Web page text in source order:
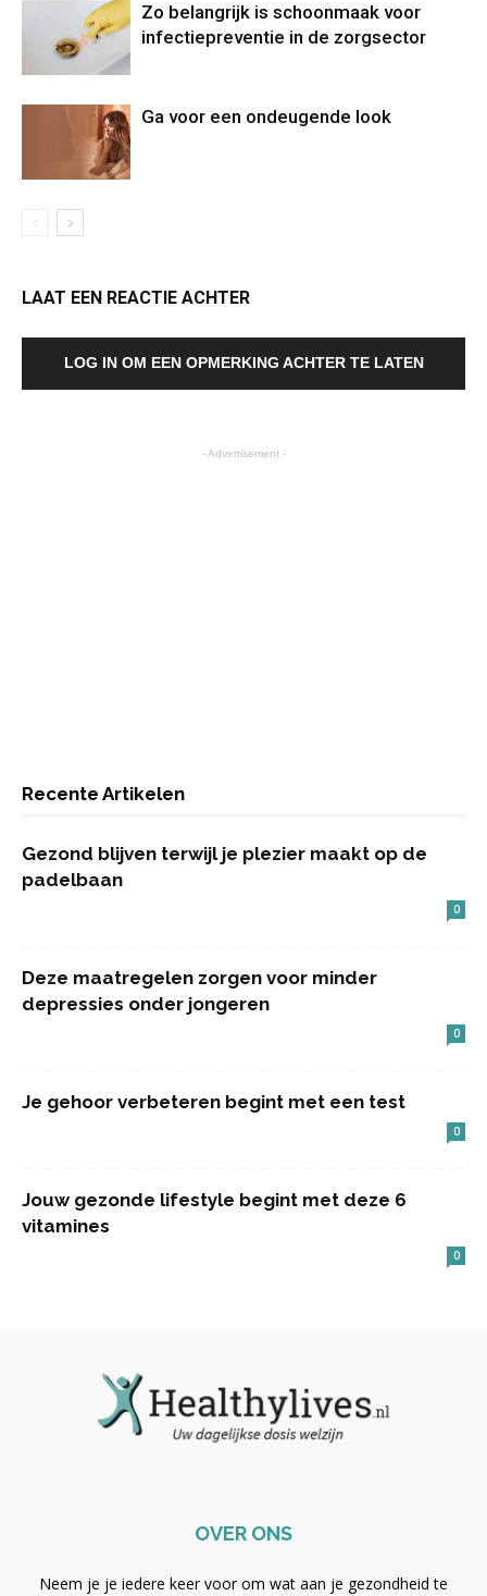
Zo belangrijk is schoonmaak voor
infectiepreventie in de zorgsector
Ga voor een ondeugende look
LAAT EEN REACTIE ACHTER
LOG IN OM EEN OPMERKING ACHTER TE LATEN
- Advertisement -
Recente Artikelen
Gezond blijven terwijl je plezier maakt op de
padelbaan
0
Deze maatregelen zorgen voor minder
depressies onder jongeren
0
Je gehoor verbeteren begint met een test
0
Jouw gezonde lifestyle begint met deze 6
vitamines
0
OVER ONS
Neem je je iedere keer voor om wat aan je gezondheid te